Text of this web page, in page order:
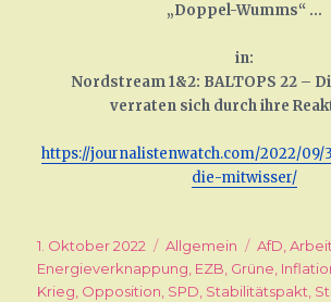
„Doppel-Wumms“ …
in:
Nordstream 1&2: BALTOPS 22 –
verraten sich durch ihre
https://journalistenwatch.com/2022/09/
die-mitwisser/
Veröffentlicht
am
1. Oktober 2022 Kategorien
Allgemein AfD,
Energieverknappung, EZB, Grüne,
Krieg, Opposition, SPD, Stabilitätspakt,